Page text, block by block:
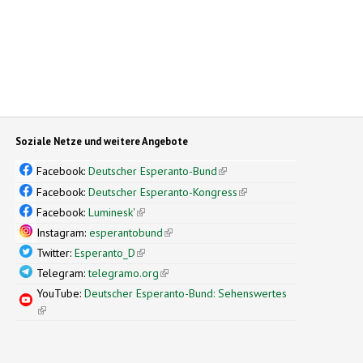
Soziale Netze und weitere Angebote
Facebook:Deutscher Esperanto-Bund(link is external)
Facebook:Deutscher Esperanto-Kongress(link is external)
Facebook:Luminesk'(link is external)
Instagram:esperantobund(link is external)
Twitter:Esperanto_D(link is external)
Telegram:telegramo.org(link is external)
YouTube:Deutscher Esperanto-Bund: Sehenswertes
(link is external)